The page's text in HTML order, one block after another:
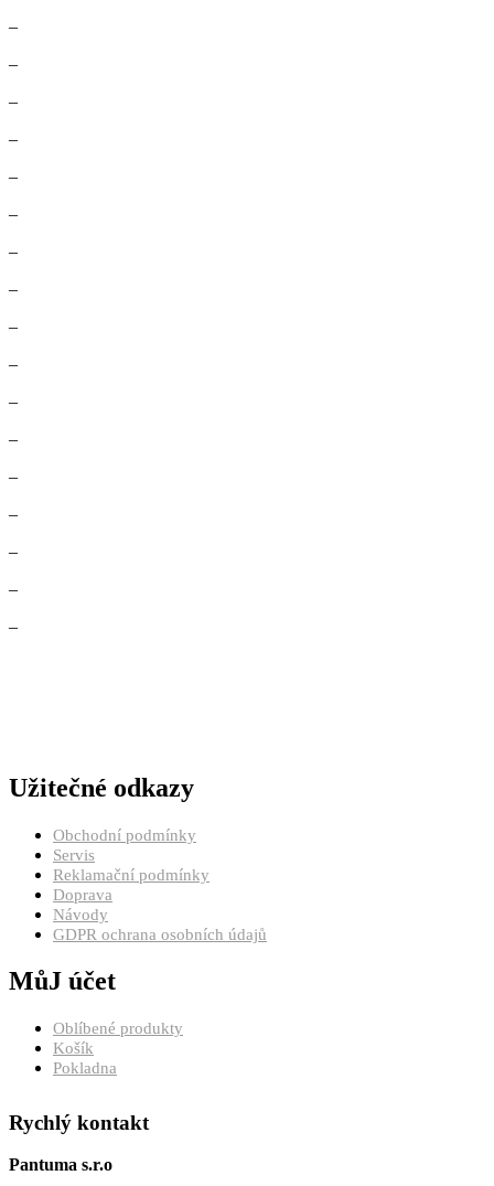
–
–
–
–
–
–
–
–
–
–
–
–
–
–
–
–
–
Užitečné odkazy
Obchodní podmínky
Servis
Reklamační podmínky
Doprava
Návody
GDPR ochrana osobních údajů
MůJ účet
Oblíbené produkty
Košík
Pokladna
Rychlý kontakt
Pantuma s.r.o